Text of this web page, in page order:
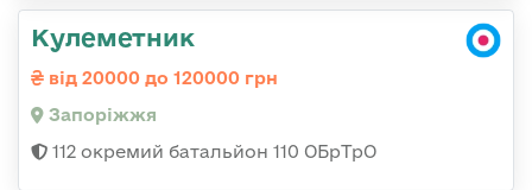
Кулеметник
від 20000 до 120000 грн
Запоріжжя
112 окремий батальйон 110 ОБрТрО